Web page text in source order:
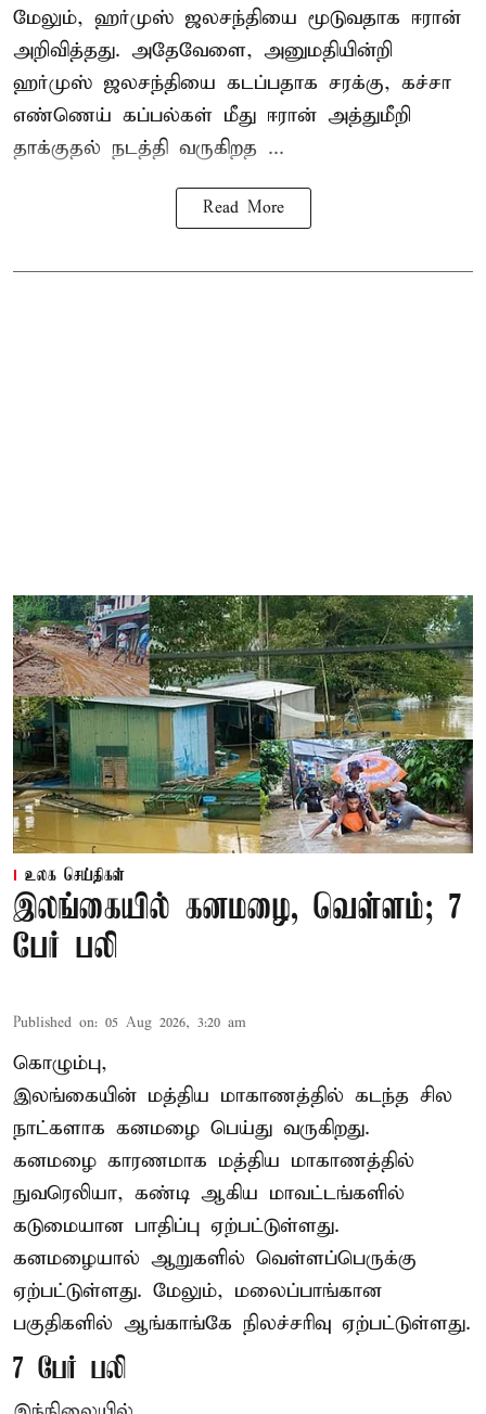
மேலும், ஹர்முஸ் ஜலசந்தியை மூடுவதாக ஈரான்
அறிவித்தது. அதேவேளை, அனுமதியின்றி
ஹர்முஸ் ஜலசந்தியை கடப்பதாக சரக்கு, கச்சா
எண்ணெய் கப்பல்கள் மீது ஈரான் அத்துமீறி
தாக்குதல் நடத்தி வருகிறத ...
Read More
உலக செய்திகள்
இலங்கையில் கனமழை, வெள்ளம்; 7
பேர் பலி
Published on: 05 Aug 2026, 3:20 am
கொழும்பு,
இலங்கையின் மத்திய மாகாணத்தில் கடந்த சில
நாட்களாக கனமழை பெய்து வருகிறது.
கனமழை காரணமாக மத்திய மாகாணத்தில்
நுவரெலியா, கண்டி ஆகிய மாவட்டங்களில்
கடுமையான பாதிப்பு ஏற்பட்டுள்ளது.
கனமழையால் ஆறுகளில் வெள்ளப்பெருக்கு
ஏற்பட்டுள்ளது. மேலும், மலைப்பாங்கான
பகுதிகளில் ஆங்காங்கே நிலச்சரிவு ஏற்பட்டுள்ளது.
7 பேர் பலி